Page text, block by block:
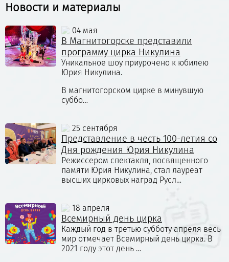
Новости и материалы
04 мая
В Магнитогорске представили
программу цирка Никулина
Уникальное шоу приурочено к юбилею
Юрия Никулина.
В магнитогорском цирке в минувшую
суббо…
25 сентября
Представление в честь 100-летия со
Дня рождения Юрия Никулина
Режиссером спектакля, посвященного
памяти Юрия Никулина, стал лауреат
высших цирковых наград Русл…
18 апреля
Всемирный день цирка
Каждый год в третью субботу апреля весь
мир отмечает Всемирный день цирка. В
2021 году этот день …